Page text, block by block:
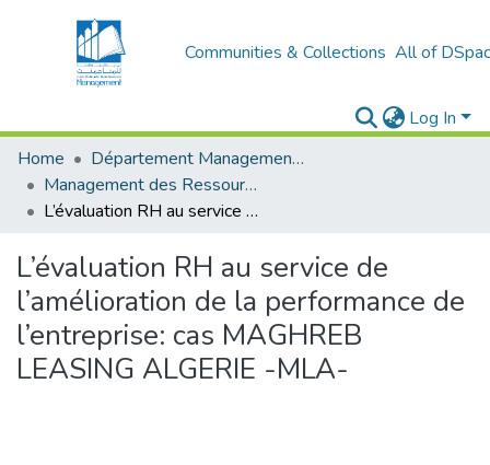
Communities & Collections All of
Log In
Home
Département Management et Entrepreneuriat
Management des Ressources Humaines (MRH)
L’évaluation RH au service de l’amélioration de la performance de l’entreprise: cas MAGHREB LEASING ALGERIE -MLA-
L’évaluation RH au service de
l’amélioration de la performance de
l’entreprise: cas MAGHREB
LEASING ALGERIE -MLA-